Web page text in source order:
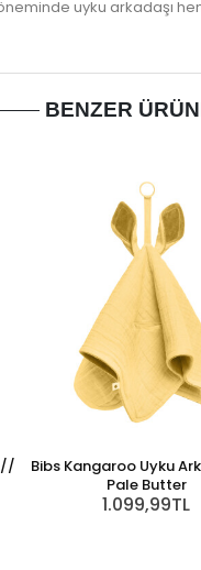
uyku arkadaşı
BENZER
//
Bibs Kangaroo Uyku
Pale Butter
1.099,99TL